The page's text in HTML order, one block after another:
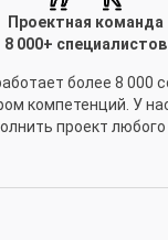
Проектная команда
8 000+ специалистов
более 8 000
компетенций. У
проект